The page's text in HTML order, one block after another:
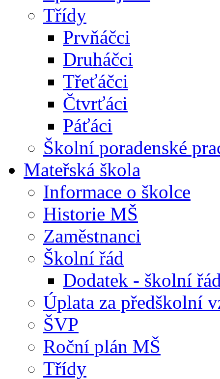
Třídy
Prvňáčci
Druháčci
Třeťáčci
Čtvrťáci
Páťáci
Školní poradenské
Mateřská škola
Informace o školce
Historie MŠ
Zaměstnanci
Školní řád
Dodatek - školní
Úplata za předškolní
ŠVP
Roční plán MŠ
Třídy